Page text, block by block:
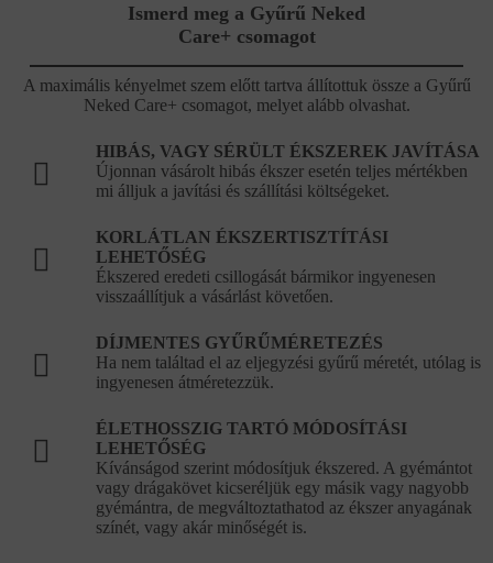
Ismerd meg a Gyűrű Neked
Care+ csomagot
A maximális kényelmet szem előtt tartva állítottuk össze a Gyűrű
Neked Care+ csomagot, melyet alább olvashat.
HIBÁS, VAGY SÉRÜLT ÉKSZEREK JAVÍTÁSA
Újonnan vásárolt hibás ékszer esetén teljes mértékben
mi álljuk a javítási és szállítási költségeket.
KORLÁTLAN ÉKSZERTISZTÍTÁSI
LEHETŐSÉG
Ékszered eredeti csillogását bármikor ingyenesen
visszaállítjuk a vásárlást követően.
DÍJMENTES GYŰRŰMÉRETEZÉS
Ha nem találtad el az eljegyzési gyűrű méretét, utólag is
ingyenesen átméretezzük.
ÉLETHOSSZIG TARTÓ MÓDOSÍTÁSI
LEHETŐSÉG
Kívánságod szerint módosítjuk ékszered. A gyémántot
vagy drágakövet kicseréljük egy másik vagy nagyobb
gyémántra, de megváltoztathatod az ékszer anyagának
színét, vagy akár minőségét is.